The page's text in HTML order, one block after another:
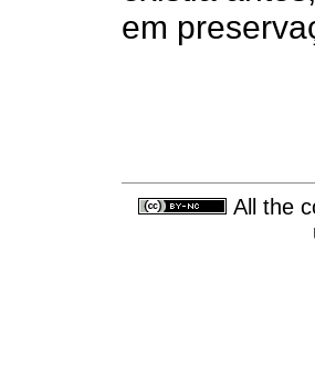
em
All the